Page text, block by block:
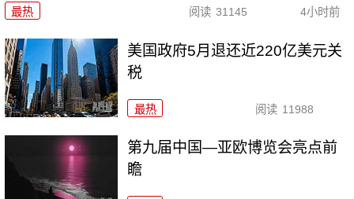
最热 阅读 31145 4小时前
美国政府5月退还近220亿美元关
税
最热 阅读 11988
第九届中国—亚欧博览会亮点前
瞻